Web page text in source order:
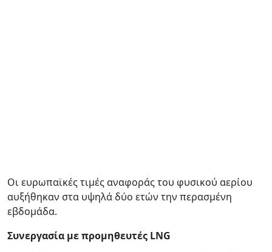
Οι ευρωπαϊκές τιμές αναφοράς του φυσικού αερίου
αυξήθηκαν στα υψηλά δύο ετών την περασμένη
εβδομάδα.
Συνεργασία με προμηθευτές LNG